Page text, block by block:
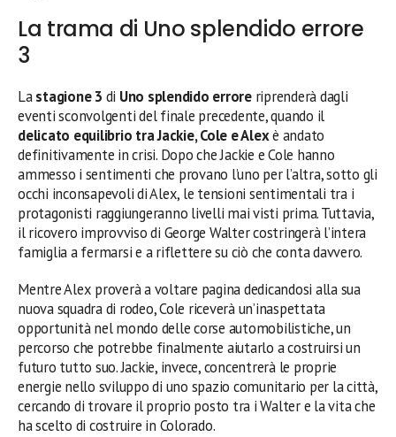
La trama di Uno splendido errore
3
Lastagione 3 di Uno splendido erroreriprenderà dagli
eventi sconvolgenti del finale precedente, quando il
delicato equilibrio tra Jackie, Cole e Alexè andato
definitivamente in crisi. Dopo che Jackie e Cole hanno
ammesso i sentimenti che provano l’uno per l’altra, sotto gli
occhi inconsapevoli di Alex, le tensioni sentimentali tra i
protagonisti raggiungeranno livelli mai visti prima. Tuttavia,
il ricovero improvviso di George Walter costringerà l’intera
famiglia a fermarsi e a riflettere su ciò che conta davvero.
Mentre Alex proverà a voltare pagina dedicandosi alla sua
nuova squadra di rodeo, Cole riceverà un’inaspettata
opportunità nel mondo delle corse automobilistiche, un
percorso che potrebbe finalmente aiutarlo a costruirsi un
futuro tutto suo. Jackie, invece, concentrerà le proprie
energie nello sviluppo di uno spazio comunitario per la città,
cercando di trovare il proprio posto tra i Walter e la vita che
ha scelto di costruire in Colorado.